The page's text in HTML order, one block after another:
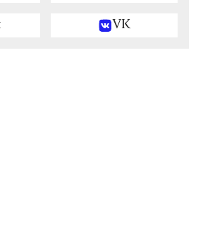
VK